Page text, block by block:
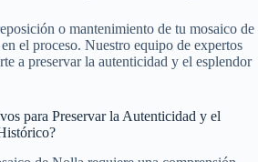
o mantenimiento de tu mosaico de
el proceso. Nuestro equipo de expertos
a preservar la autenticidad y el esplendor
para Preservar la Autenticidad y el